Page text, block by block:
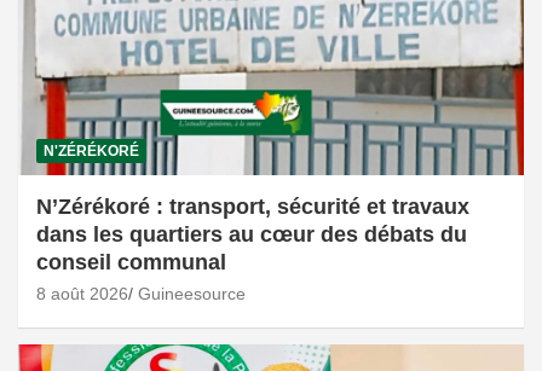
N'ZÉRÉKORÉ
N’Zérékoré : transport, sécurité et travaux
dans les quartiers au cœur des débats du
conseil communal
8 août 2026 Guineesource